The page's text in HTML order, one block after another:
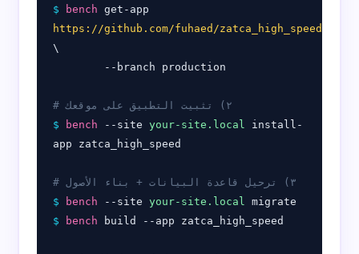
$
bench
https://github.com/fuhaed/zatca_high_speed
\
# ٢) تثبيت التطبيق على موقعك
$
bench --site your-site.local
install-
app zatca_high_speed
# ٣) ترحيل قاعدة البيانات + بناء الأصول
$
bench --site your-site.local
$
bench build --app zatca_high_speed